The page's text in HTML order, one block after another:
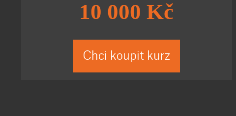
10 000 Kč
Chci koupit kurz